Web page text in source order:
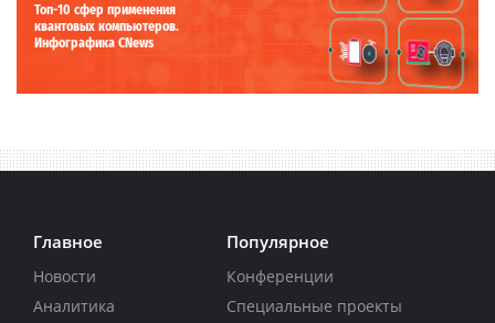
Топ-10 сфер применения
квантовых компьютеров.
Инфографика CNews
Главное
Новости
Аналитика
Популярное
Конференции
Специальные проекты